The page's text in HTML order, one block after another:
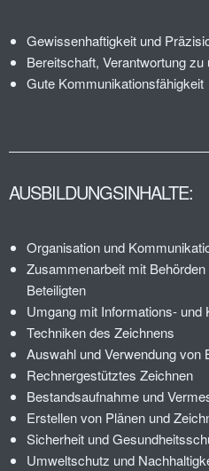
Gewissenhaftigkeit und
Bereitschaft, Verantwortung zu
Gute Kommunikationsfähigkeit
AUSBILDUNGSINHALTE:
Organisation und
Zusammenarbeit mit
Beteiligten
Umgang mit Informations- und
Techniken des Zeichnens
Auswahl und Verwendung von
Rechnergestütztes Zeichnen
Bestandsaufnahme und
Erstellen von Plänen und
Sicherheit und
Umweltschutz und